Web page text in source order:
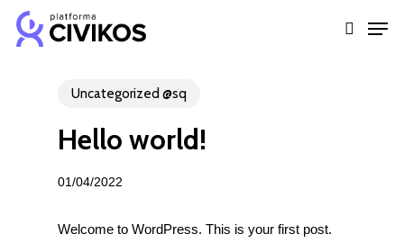
Skip
search
Uncategorized @sq
Hello world!
01/04/2022
Welcome to WordPress. This is your first post.